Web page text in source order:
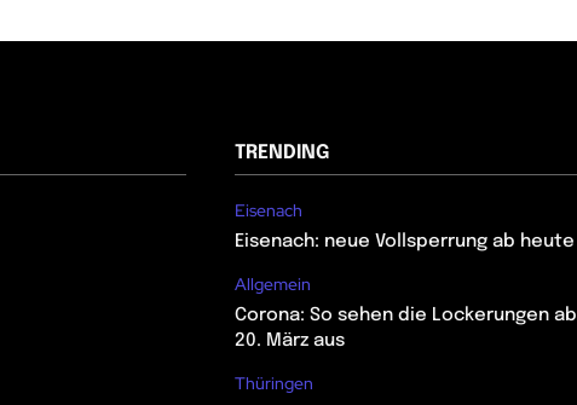
TRENDING
Eisenach
Eisenach: neue Vollsperrung ab heute
Allgemein
Corona: So sehen die Lockerungen ab
20. März aus
Thüringen